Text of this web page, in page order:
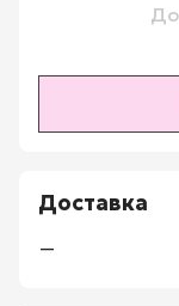
Доставка